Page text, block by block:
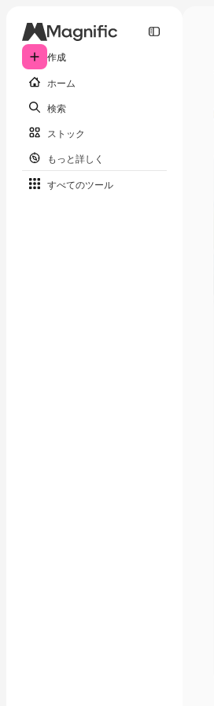
作成
ホーム
検索
ストック
もっと詳しく
すべてのツール